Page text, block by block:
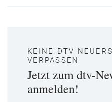
KEINE DTV
VERPASSEN
Jetzt zum dtv-
anmelden!